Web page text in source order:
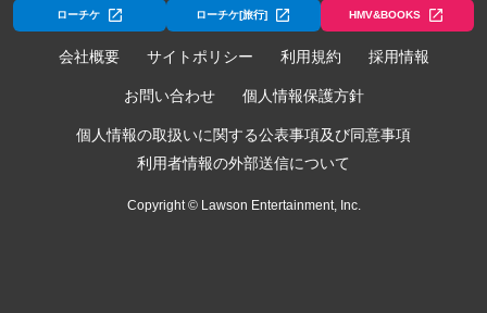
ローチケ ローチケ[旅行] HMV&BOOKS
会社概要 サイトポリシー 利用規約 採用情報
お問い合わせ 個人情報保護方針
個人情報の取扱いに関する公表事項及び同意事項
利用者情報の外部送信について
Copyright © Lawson Entertainment, Inc.